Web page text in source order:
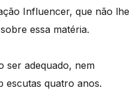
Influencer, que não lhe
essa matéria.
ser adequado, nem
escutas quatro anos.